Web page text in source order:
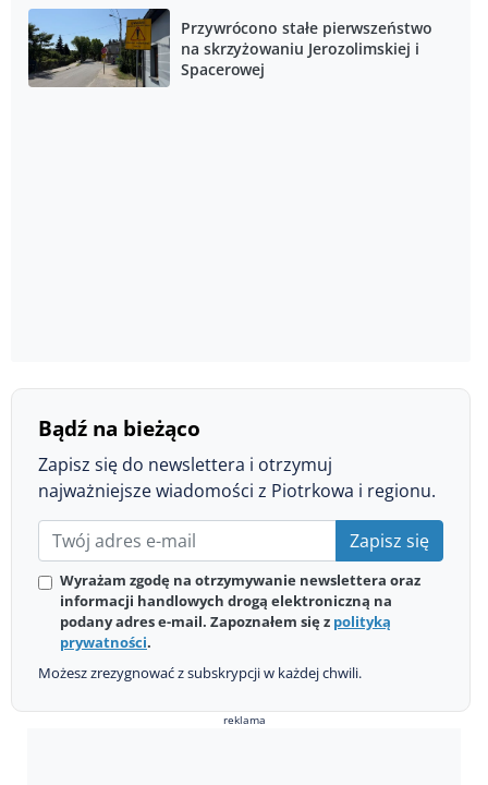
Przywrócono stałe pierwszeństwo
na skrzyżowaniu Jerozolimskiej i
Spacerowej
Bądź na bieżąco
Zapisz się do newslettera i otrzymuj
najważniejsze wiadomości z Piotrkowa i regionu.
Zapisz się
Wyrażam zgodę na otrzymywanie newslettera oraz
informacji handlowych drogą elektroniczną na
podany adres e-mail. Zapoznałem się z polityką
prywatności.
Możesz zrezygnować z subskrypcji w każdej chwili.
reklama